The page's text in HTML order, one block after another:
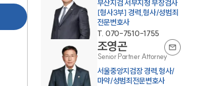
글로벌 파트너 로펌
고객의 소리
통합검색
AI대륜
부산지검 서부지청 부장검사
[형사3부] 경력,형사/성범죄
전문변호사
T. 070-7510-1755
조영곤
Senior Partner Attorney
서울중앙지검장 경력,형사/
마약/성범죄전문변호사